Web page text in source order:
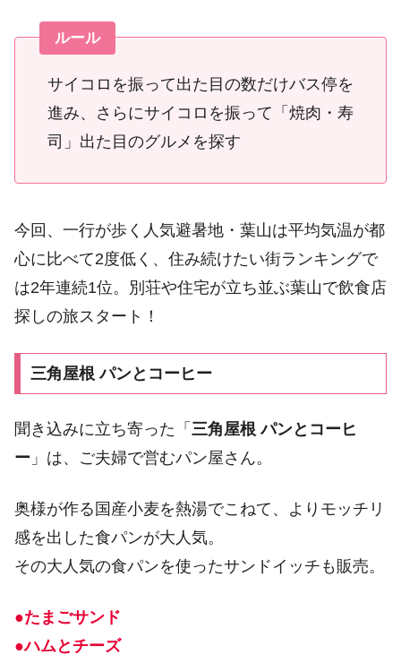
ルール
サイコロを振って出た目の数だけバス停を
進み、さらにサイコロを振って「焼肉・寿
司」出た目のグルメを探す
今回、一行が歩く人気避暑地・葉山は平均気温が都
心に比べて2度低く、住み続けたい街ランキングで
は2年連続1位。別荘や住宅が立ち並ぶ葉山で飲食店
探しの旅スタート！
三角屋根 パンとコーヒー
聞き込みに立ち寄った「 三角屋根 パンとコーヒ
ー 」は、ご夫婦で営むパン屋さん。
奥様が作る国産小麦を熱湯でこねて、よりモッチリ
感を出した食パンが大人気。
その大人気の食パンを使ったサンドイッチも販売。
●たまごサンド
●ハムとチーズ